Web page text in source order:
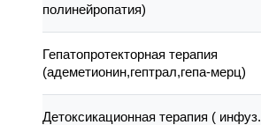
полинейропатия)
Гепатопротекторная терапия
(адеметионин,гептрал,гепа-мерц)
Детоксикационная терапия ( инфуз.